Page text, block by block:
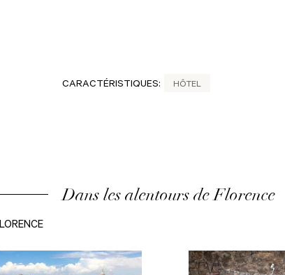
CARACTÉRISTIQUES: HÔTEL
Dans les alentours de Florence